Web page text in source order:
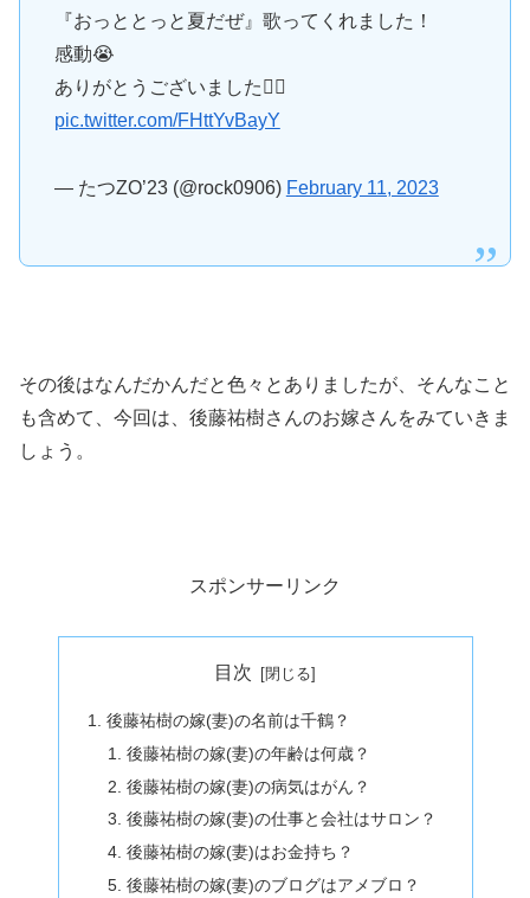
『おっととっと夏だぜ』歌ってくれました！
感動😭
ありがとうございました🙇‍♂️
pic.twitter.com/FHttYvBayY
— たつZO’23 (@rock0906) February 11, 2023
その後はなんだかんだと色々とありましたが、そんなこと
も含めて、今回は、後藤祐樹さんのお嫁さんをみていきま
しょう。
スポンサーリンク
目次
後藤祐樹の嫁(妻)の名前は千鶴？
後藤祐樹の嫁(妻)の年齢は何歳？
後藤祐樹の嫁(妻)の病気はがん？
後藤祐樹の嫁(妻)の仕事と会社はサロン？
後藤祐樹の嫁(妻)はお金持ち？
後藤祐樹の嫁(妻)のブログはアメブロ？